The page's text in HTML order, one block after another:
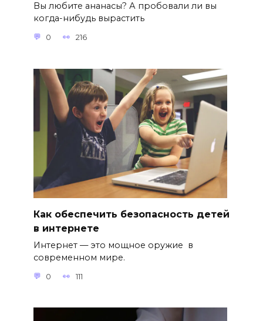
Вы любите ананасы? А пробовали ли вы
когда-нибудь вырастить
0 216
Как обеспечить безопасность детей
в интернете
Интернет — это мощное оружие в
современном мире.
0 111